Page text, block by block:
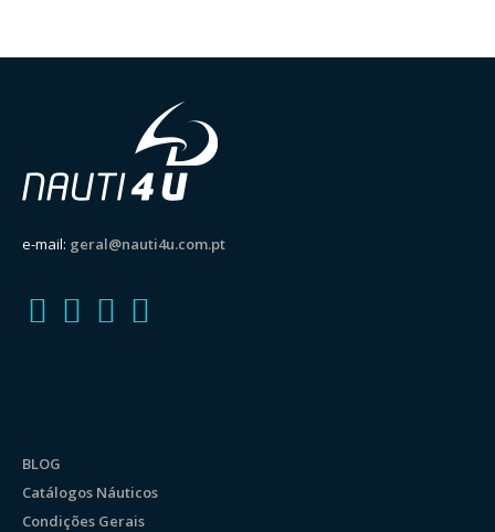
e-mail: geral@nauti4u.com.pt
BLOG
Catálogos Náuticos
Condições Gerais